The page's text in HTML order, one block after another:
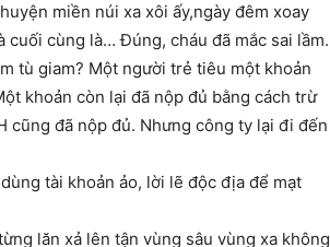
miền núi xa xôi ấy,ngày đêm xoay
cùng là… Đúng, cháu đã mắc sai lầm.
tù giam? Một người trẻ tiêu một khoản
khoản còn lại đã nộp đủ bằng cách trừ
cũng đã nộp đủ. Nhưng công ty lại đi đến
tài khoản ảo, lời lẽ độc địa để mạt
lăn xả lên tận vùng sâu vùng xa không